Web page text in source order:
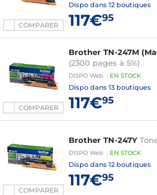
COMPARER
Dispo dans 12 boutiques
117€95
COMPARER
Brother TN-247M
(2300 pages à 5%)
DISPO Web : EN STOCK
Dispo dans 13 boutiques
117€95
COMPARER
Brother TN-247Y
DISPO Web : EN STOCK
Dispo dans 12 boutiques
117€95